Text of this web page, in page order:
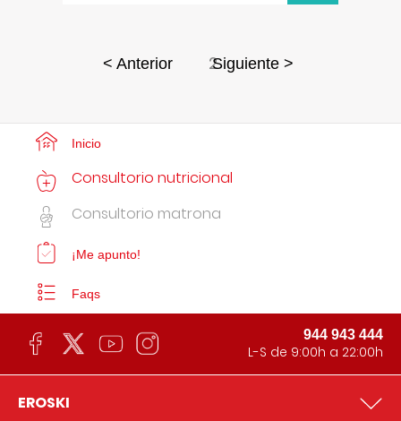
< Anterior 2Siguiente >
Inicio
Consultorio nutricional
Consultorio matrona
¡Me apunto!
Faqs
944 943 444
L-S de 9:00h a 22:00h
EROSKI